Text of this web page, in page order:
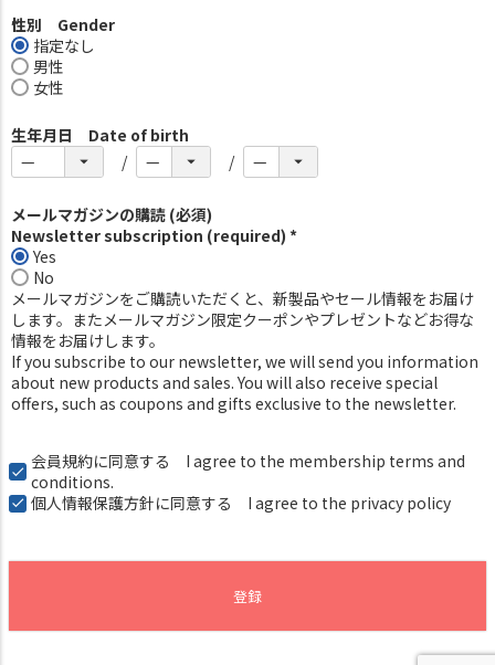
性別 Gender
指定なし
男性
女性
生年月日 Date of birth
メールマガジンの購読 (必須)
Newsletter subscription (required) *
Yes
No
メールマガジンをご購読いただくと、新製品やセール情報をお届け
します。またメールマガジン限定クーポンやプレゼントなどお得な
情報をお届けします。
If you subscribe to our newsletter, we will send you information
about new products and sales. You will also receive special
offers, such as coupons and gifts exclusive to the newsletter.
会員規約に同意する I agree to the membership terms and
conditions.
個人情報保護方針に同意する I agree to the privacy policy
登録